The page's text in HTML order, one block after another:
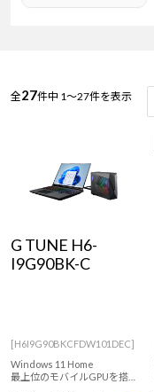
全27件中 1～27件を表示
G TUNE H6-
I9G90BK-C
[H6I9G90BKCFDW101DEC]
Windows 11 Home
最上位のモバイルGPUを搭